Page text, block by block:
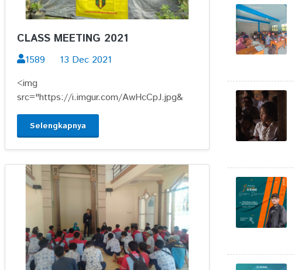
CLASS MEETING 2021
1589
13 Dec 2021
<img
src="https://i.imgur.com/AwHcCpJ.jpg&
Selengkapnya